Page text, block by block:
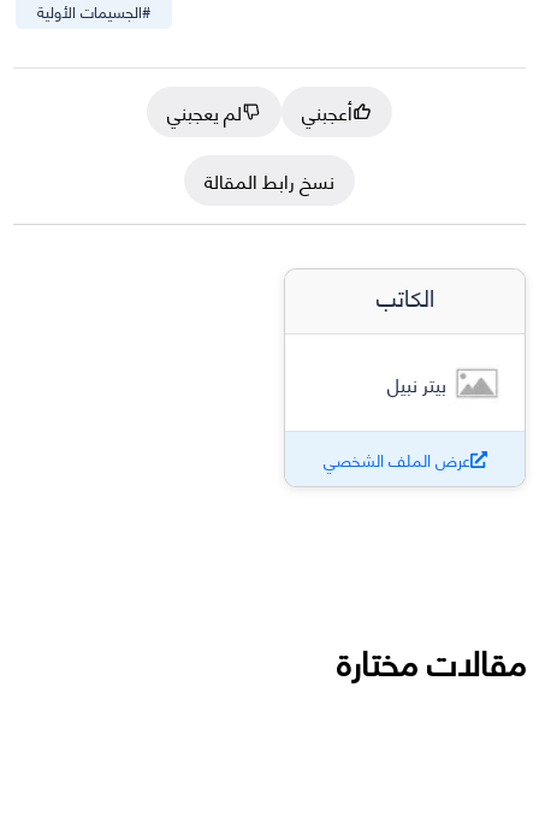
#الجسيمات الأولية
أعجبني
لم يعجبني
نسخ رابط المقالة
الكاتب
بيتر نبيل
عرض الملف الشخصي
مقالات مختارة